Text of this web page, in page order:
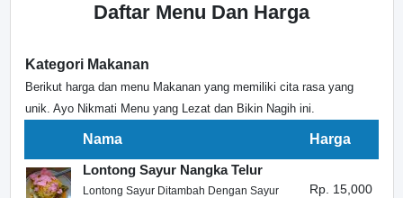
Daftar Menu Dan Harga
Kategori Makanan
Berikut harga dan menu Makanan yang memiliki cita rasa yang
unik. Ayo Nikmati Menu yang Lezat dan Bikin Nagih ini.
Nama
Harga
Lontong Sayur Nangka Telur
Lontong Sayur Ditambah Dengan Sayur
Rp. 15,000